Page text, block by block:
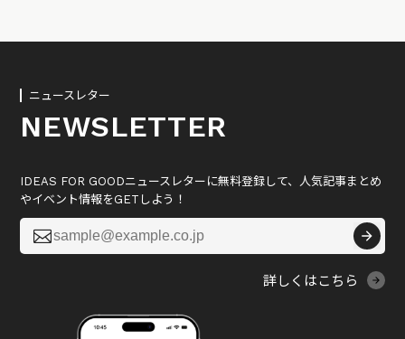
ニュースレター
NEWSLETTER
IDEAS FOR GOODニュースレターに無料登録して、人気記事まとめ
やイベント情報をGETしよう！

詳しくはこちら